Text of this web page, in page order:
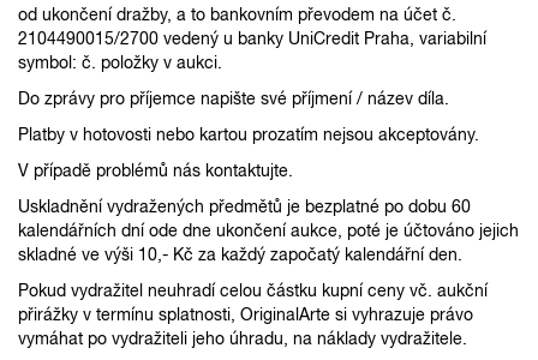
od ukončení dražby, a to bankovním převodem na účet č.
2104490015/2700 vedený u banky UniCredit Praha, variabilní
symbol: č. položky v aukci.
Do zprávy pro příjemce napište své příjmení / název díla.
Platby v hotovosti nebo kartou prozatím nejsou akceptovány.
V případě problémů nás kontaktujte.
Uskladnění vydražených předmětů je bezplatné po dobu 60
kalendářních dní ode dne ukončení aukce, poté je účtováno jejich
skladné ve výši 10,- Kč za každý započatý kalendářní den.
Pokud vydražitel neuhradí celou částku kupní ceny vč. aukční
přirážky v termínu splatnosti, OriginalArte si vyhrazuje právo
vymáhat po vydražiteli jeho úhradu, na náklady vydražitele.